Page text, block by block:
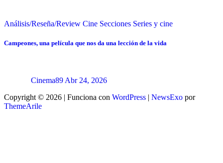
Análisis/Reseña/Review Cine Secciones Series y cine
Campeones, una película que nos da una lección de la vida
Cinema89 Abr 24, 2026
Copyright © 2026 | Funciona con WordPress | NewsExo por
ThemeArile